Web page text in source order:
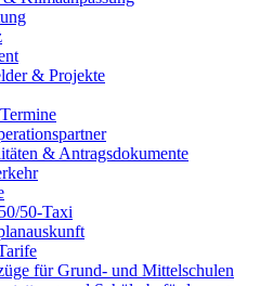
& Projekte
& Antragsdokumente
50-Taxi
für Grund- und Mittelschulen